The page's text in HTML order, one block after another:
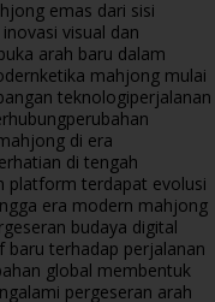
emas dari sisi
visual dan
arah baru dalam
ketika mahjong mulai
teknologiperjalanan
perubahan
di era
di tengah
platform terdapat evolusi
era modern mahjong
budaya digital
baru terhadap perjalanan
global membentuk
pergeseran arah